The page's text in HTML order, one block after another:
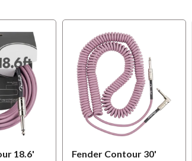
18.6'
Fender Contour 30'